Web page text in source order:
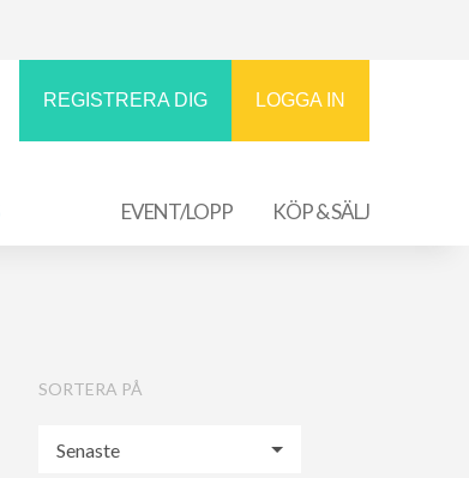
REGISTRERA DIG LOGGA IN
EVENT/LOPP KÖP & SÄLJ
SORTERA PÅ